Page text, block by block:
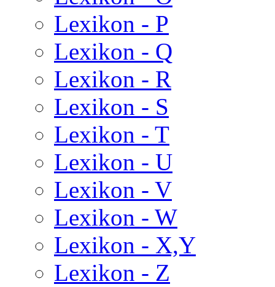
Lexikon - P
Lexikon - Q
Lexikon - R
Lexikon - S
Lexikon - T
Lexikon - U
Lexikon - V
Lexikon - W
Lexikon - X,Y
Lexikon - Z